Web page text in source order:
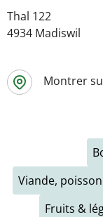
Thal 122
4934 Madiswil
Montrer
Viande,
Fruits &